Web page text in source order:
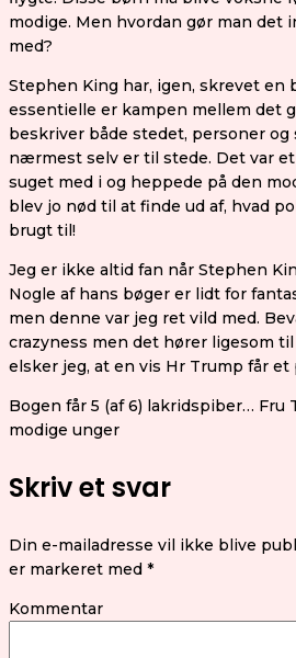
modige. Men hvordan gør man det
med?
Stephen King har, igen, skrevet en
essentielle er kampen mellem det
beskriver både stedet, personer og
nærmest selv er til stede. Det var
suget med i og heppede på den
blev jo nød til at finde ud af, hvad
brugt til!
Jeg er ikke altid fan når Stephen
Nogle af hans bøger er lidt for
men denne var jeg ret vild med.
crazyness men det hører ligesom
elsker jeg, at en vis Hr Trump får
Bogen får 5 (af 6) lakridspiber… Fru
modige unger
Skriv et svar
Din e-mailadresse vil ikke blive
er markeret med *
Kommentar